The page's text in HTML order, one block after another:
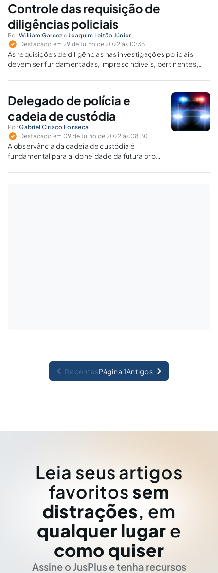
Controle das requisição de
diligências policiais
PorWilliam Garcez e Joaquim Leitão Júnior
Destacado em 29 de Julho de 2022 às 10:35
As requisições de diligências nas investigações policiais
devem ser fundamentadas, imprescindíveis, pertinentes,
informação que se pretende obter.
Delegado de polícia e
cadeia de custódia
PorGabriel Ciríaco Fonseca
Destacado em 09 de Julho de 2022 às 08:30
A observância da cadeia de custódia é
fundamental para a idoneidade da futura prova
sem interferência de provas ilícitas.
RecentesPágina 1Antigos
Leia seus artigos
favoritos sem
distrações, em
qualquer lugar e
como quiser
Assine o JusPlus e tenha recursos